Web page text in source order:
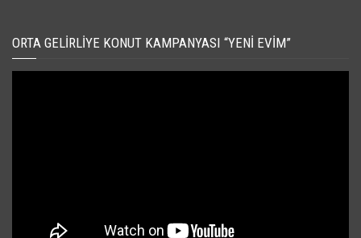
ORTA GELIRLIYE KONUT KAMPANYASI “YENI EVIM”